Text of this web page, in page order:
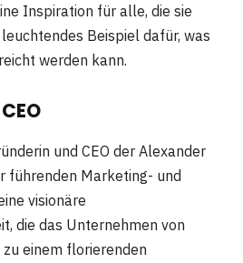
Inspiration für alle, die sie
Beispiel dafür, was
werden kann.
und CEO der Alexander
führenden Marketing- und
visionäre
die das Unternehmen von
einem florierenden